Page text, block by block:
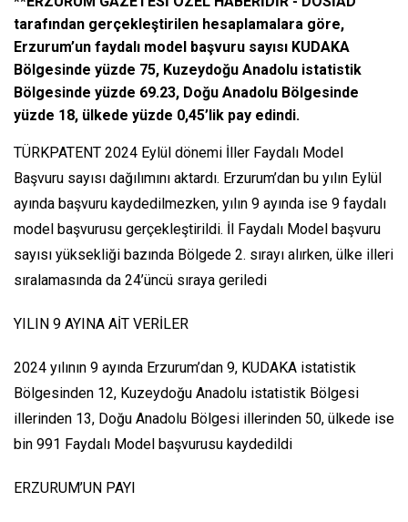
tarafından gerçekleştirilen hesaplamalara göre,
Erzurum’un faydalı model başvuru sayısı KUDAKA
Bölgesinde yüzde 75, Kuzeydoğu Anadolu istatistik
Bölgesinde yüzde 69.23, Doğu Anadolu Bölgesinde
yüzde 18, ülkede yüzde 0,45’lik pay edindi.
TÜRKPATENT 2024 Eylül dönemi İller Faydalı Model
Başvuru sayısı dağılımını aktardı. Erzurum’dan bu yılın Eylül
ayında başvuru kaydedilmezken, yılın 9 ayında ise 9 faydalı
model başvurusu gerçekleştirildi. İl Faydalı Model başvuru
sayısı yüksekliği bazında Bölgede 2. sırayı alırken, ülke illeri
sıralamasında da 24’üncü sıraya geriledi
YILIN 9 AYINA AİT VERİLER
2024 yılının 9 ayında Erzurum’dan 9, KUDAKA istatistik
Bölgesinden 12, Kuzeydoğu Anadolu istatistik Bölgesi
illerinden 13, Doğu Anadolu Bölgesi illerinden 50, ülkede ise
bin 991 Faydalı Model başvurusu kaydedildi
ERZURUM’UN PAYI